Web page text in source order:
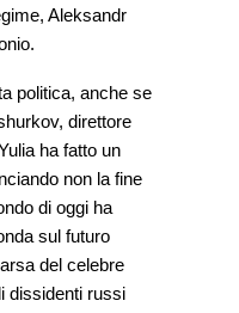
Aleksandr
politica, anche se
direttore
ha fatto un
non la fine
di oggi ha
sul futuro
del celebre
dissidenti russi